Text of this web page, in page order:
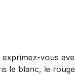
vous
le blanc, le